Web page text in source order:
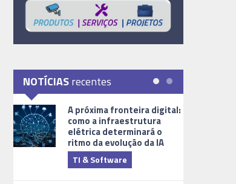
NOTÍCIASrecentes
A próxima fronteira digital:
como a infraestrutura
elétrica determinará o
ritmo da evolução da IA
TI & Software